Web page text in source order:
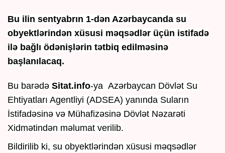
Bu ilin sentyabrın 1-dən Azərbaycanda su
obyektlərindən xüsusi məqsədlər üçün istifadə
ilə bağlı ödənişlərin tətbiq edilməsinə
başlanılacaq.
Bu barədə Sitat.info-ya Azərbaycan Dövlət Su
Ehtiyatları Agentliyi (ADSEA) yanında Suların
İstifadəsinə və Mühafizəsinə Dövlət Nəzarəti
Xidmətindən məlumat verilib.
Bildirilib ki, su obyektlərindən xüsusi məqsədlər